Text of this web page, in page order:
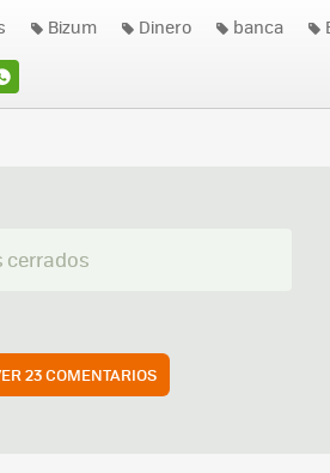
Bizum Dinero banca
cerrados
23 COMENTARIOS